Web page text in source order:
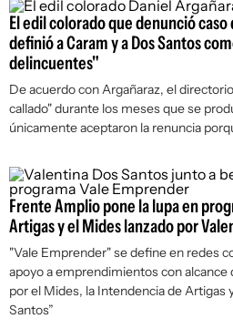
El edil colorado que denunció
definió a Caram y a Dos Santos
delincuentes"
De acuerdo con Argañaraz, el
callado" durante los meses que se
únicamente aceptaron la renuncia
Frente Amplio pone la lupa en
Artigas y el Mides lanzado por
"Vale Emprender" se define en redes
apoyo a emprendimientos con
por el Mides, la Intendencia de Artigas
Santos”